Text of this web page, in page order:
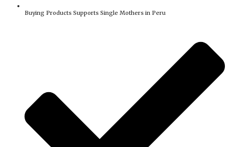
Buying Products Supports Single Mothers in Peru